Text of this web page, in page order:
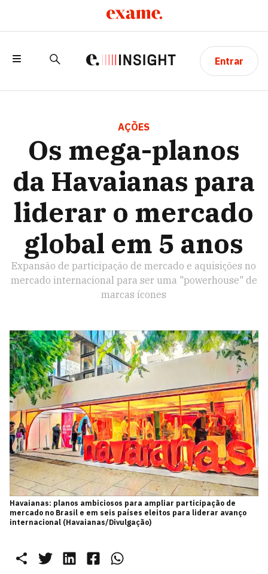
Entrar
LIDERAR O MERCADO GLOBAL EM 5
ANOS
AÇÕES
Os mega-planos
da Havaianas para
liderar o mercado
global em 5 anos
Expansão de participação de mercado e aquisições no
mercado internacional para ser uma "powerhouse" de
marcas ícones
Havaianas: planos ambiciosos para ampliar participação de
mercado no Brasil e em seis países eleitos para liderar avanço
internacional (Havaianas/Divulgação)